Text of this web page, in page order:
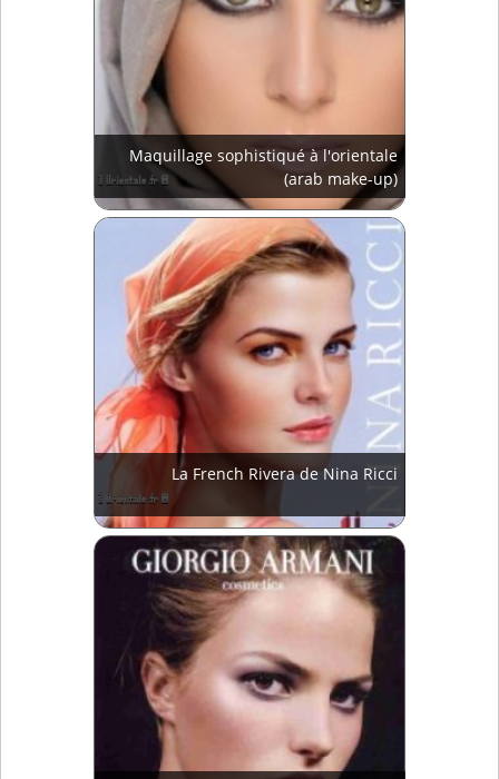
Maquillage sophistiqué à l'orientale
(arab make-up)
La French Rivera de Nina Ricci